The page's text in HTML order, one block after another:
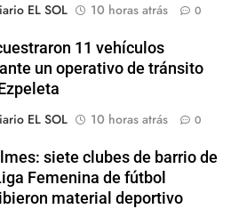
EL SOL
10 horas atrás 0
11 vehículos
un operativo de tránsito
EL SOL
10 horas atrás 0
siete clubes de barrio de
Femenina de fútbol
material deportivo